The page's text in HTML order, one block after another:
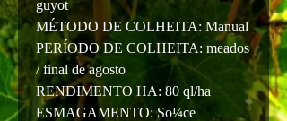
guyot
MÉTODO DE COLHEITA: Manual
PERÍODO DE COLHEITA: meados
/ final de agosto
RENDIMENTO HA: 80 ql/ha
ESMAGAMENTO: So¼ce